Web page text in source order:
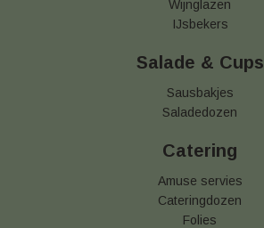
Wijnglazen
IJsbekers
Salade & Cups
Sausbakjes
Saladedozen
Catering
Amuse servies
Cateringdozen
Folies